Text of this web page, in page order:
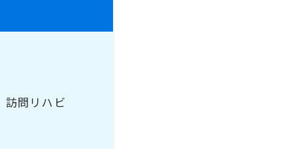
訪問リハビ